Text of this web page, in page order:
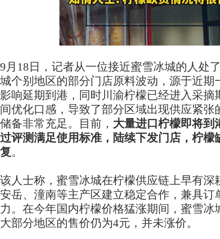
9月18日，记者从一位接近蜜雪冰城的人处
城个别地区的部分门店原料波动，源于近期
影响延期到港，同时川渝柠檬已经进入采摘
间优化口感，导致了部分区域出现供应紧张
储备非常充足。目前， 大量进口柠檬即将到
过评测满足使用标准，陆续下发门店，柠檬
复。
该人士称，蜜雪冰城在柠檬供应链上早有深
安岳、潼南等主产区建立稳定合作，兼具订
力。在今年国内柠檬价格猛涨期间，蜜雪冰
大部分地区的售价仍为4元，并未涨价。